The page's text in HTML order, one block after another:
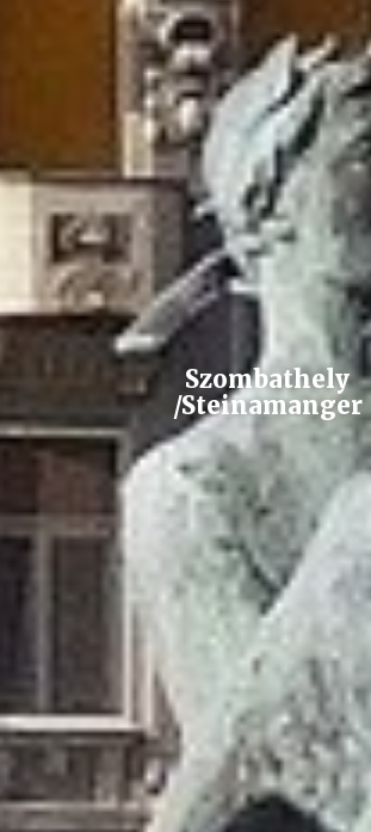
Szombathely
/Steinamanger